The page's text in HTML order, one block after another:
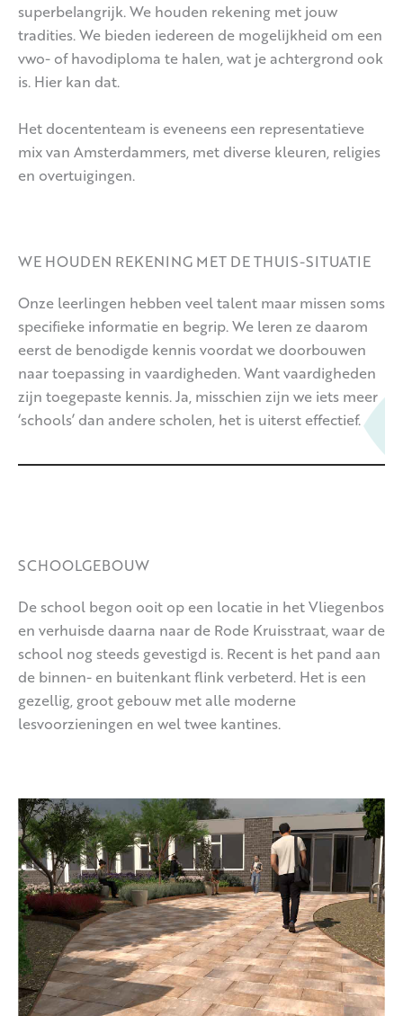
superbelangrijk. We houden rekening met jouw
tradities. We bieden iedereen de mogelijkheid om een
vwo- of havodiploma te halen, wat je achtergrond ook
is. Hier kan dat.
Het docententeam is eveneens een representatieve
mix van Amsterdammers, met diverse kleuren, religies
en overtuigingen.
WE HOUDEN REKENING MET DE THUIS-SITUATIE
Onze leerlingen hebben veel talent maar missen soms
specifieke informatie en begrip. We leren ze daarom
eerst de benodigde kennis voordat we doorbouwen
naar toepassing in vaardigheden. Want vaardigheden
zijn toegepaste kennis. Ja, misschien zijn we iets meer
‘schools’ dan andere scholen, het is uiterst effectief.
SCHOOLGEBOUW
De school begon ooit op een locatie in het Vliegenbos
en verhuisde daarna naar de Rode Kruisstraat, waar de
school nog steeds gevestigd is. Recent is het pand aan
de binnen- en buitenkant flink verbeterd. Het is een
gezellig, groot gebouw met alle moderne
lesvoorzieningen en wel twee kantines.